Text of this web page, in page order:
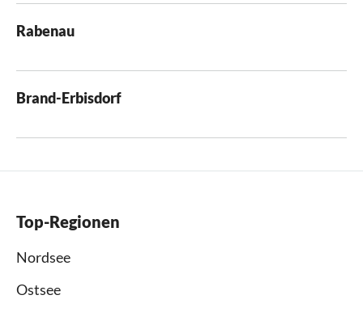
Rabenau
Brand-Erbisdorf
Top-Regionen
Nordsee
Ostsee